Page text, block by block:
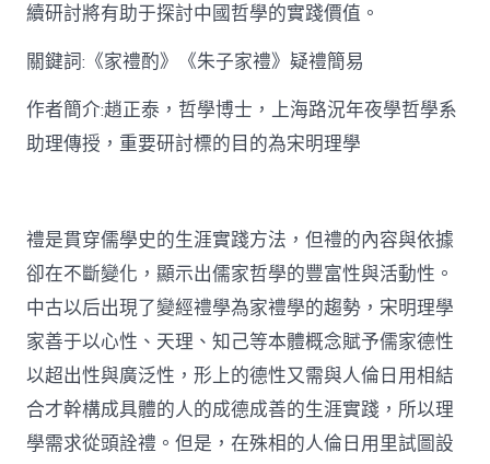
思
中
續研討將有助于探討中國哲學的實踐價值。
關鍵詞:《家禮酌》《朱子家禮》疑禮簡易
作者簡介:趙正泰，哲學博士，上海路況年夜學哲學系
助理傳授，重要研討標的目的為宋明理學
禮是貫穿儒學史的生涯實踐方法，但禮的內容與依據
卻在不斷變化，顯示出儒家哲學的豐富性與活動性。
中古以后出現了變經禮學為家禮學的趨勢，宋明理學
家善于以心性、天理、知己等本體概念賦予儒家德性
以超出性與廣泛性，形上的德性又需與人倫日用相結
合才幹構成具體的人的成德成善的生涯實踐，所以理
學需求從頭詮禮。但是，在殊相的人倫日用里試圖設